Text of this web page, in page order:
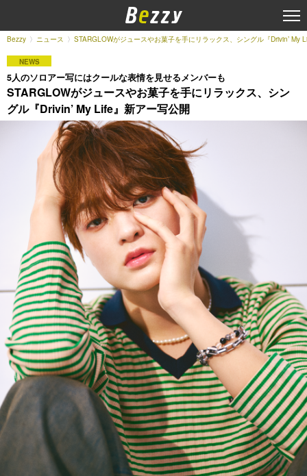
Bezzy ニュース STARGLOWがジュースやお菓子を手にリラックス、シングル『Drivin’ My
NEWS
5人のソロアー写にはクールな表情を見せるメンバーも
STARGLOWがジュースやお菓子を手にリラックス、シン
グル『Drivin’ My Life』新アー写公開